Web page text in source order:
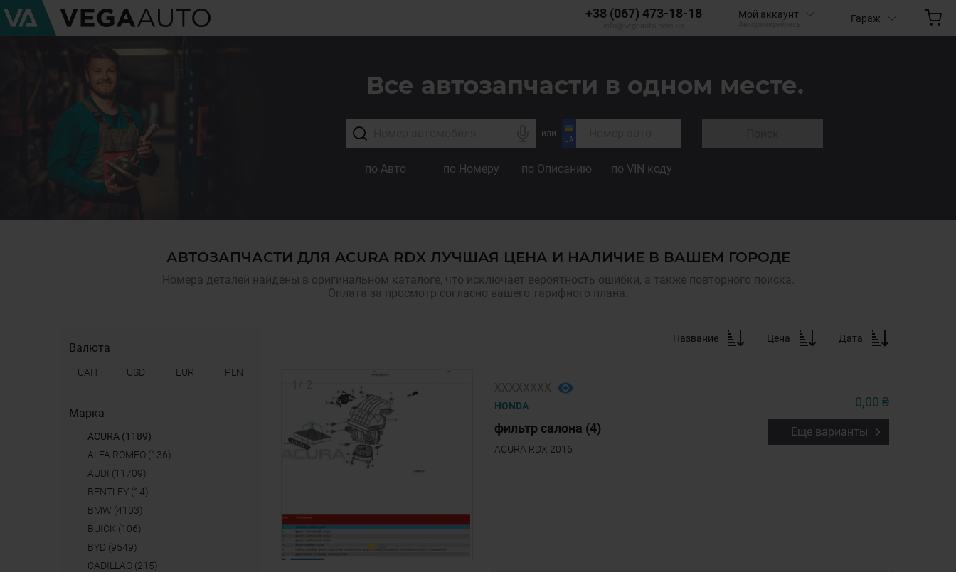
+38 (067) 473-18-18 Мой аккаунт Гараж
Все автозапчасти в одном месте.
или
по Авто по Номеру по Описанию по VIN коду
АВТОЗАПЧАСТИ ДЛЯ ACURA RDX ЛУЧШАЯ ЦЕНА И НАЛИЧИЕ В ВАШЕМ ГОРОДЕ
Номера деталей найдены в оригинальном каталоге, что исключает вероятность ошибки, а также повторного поиска.
Оплата за просмотр согласно вашего тарифного плана.
Валюта
UAH USD EUR PLN
Марка
ACURA (1189)
ALFA ROMEO (136)
AUDI (11709)
BENTLEY (14)
BMW (4103)
BUICK (106)
BYD (9549)
CADILLAC (215)
Название Цена Дата
HONDA
фильтр салона (4)
ACURA RDX 2016
0,00 ₴
Еще варианты